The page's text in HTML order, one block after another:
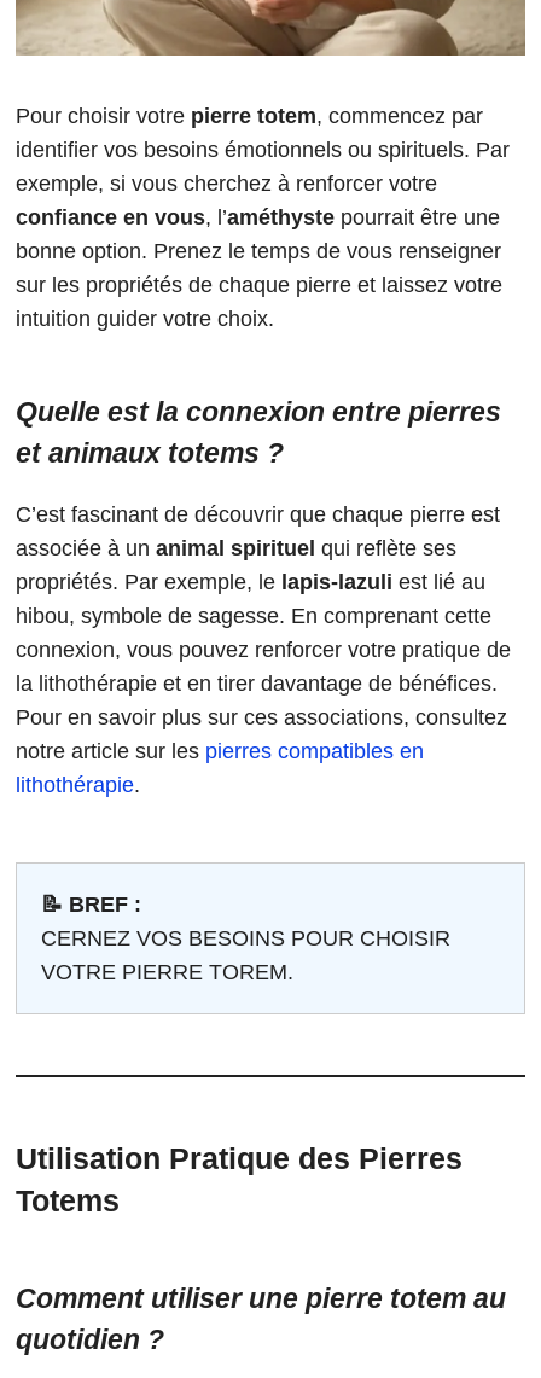
Pour choisir votre pierre totem, commencez par
identifier vos besoins émotionnels ou spirituels. Par
exemple, si vous cherchez à renforcer votre
confiance en vous, l’améthyste pourrait être une
bonne option. Prenez le temps de vous renseigner
sur les propriétés de chaque pierre et laissez votre
intuition guider votre choix.
Quelle est la connexion entre pierres
et animaux totems ?
C’est fascinant de découvrir que chaque pierre est
associée à un animal spirituel qui reflète ses
propriétés. Par exemple, le lapis-lazuli est lié au
hibou, symbole de sagesse. En comprenant cette
connexion, vous pouvez renforcer votre pratique de
la lithothérapie et en tirer davantage de bénéfices.
Pour en savoir plus sur ces associations, consultez
notre article sur les pierres compatibles en
lithothérapie.
📝 BREF :
CERNEZ VOS BESOINS POUR CHOISIR
VOTRE PIERRE TOREM.
Utilisation Pratique des Pierres
Totems
Comment utiliser une pierre totem au
quotidien ?